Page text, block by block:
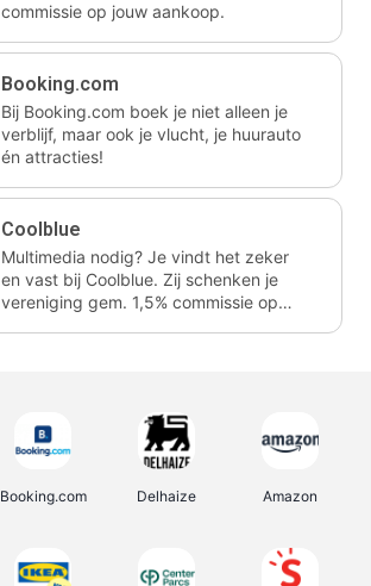
commissie op jouw aankoop.
Booking.com
Bij Booking.com boek je niet alleen je
verblijf, maar ook je vlucht, je huurauto
én attracties!
Coolblue
Multimedia nodig? Je vindt het zeker
en vast bij Coolblue. Zij schenken je
vereniging gem. 1,5% commissie op
Booking.com Delhaize Amazon